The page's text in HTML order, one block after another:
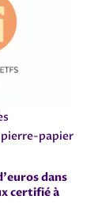
papier
dans
certifié à